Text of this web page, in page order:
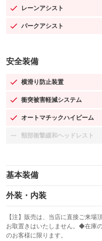
レーンアシスト
：装備あり
パークアシスト
：装備あり
安全装備
横滑り防止装置
：装備あり
衝突被害軽減システム
：装備あり
オートマチックハイビーム
：装備あり
頸部衝撃緩和ヘッドレスト
：装備なし
基本装備
エアバッグ：運転席/助手席/サ
：装備あり
：装備なし
サンルーフ
：装備なし
外装・内装
カーナビ：HDDナビ
：装備あり
TV：フルセグ
：装備あり
【注】販売は、当店に直接ご来
お取置きはいたしません。◆在庫
のお客様に限ります。